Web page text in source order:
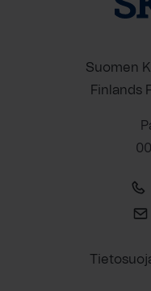
Suomen
Finlands